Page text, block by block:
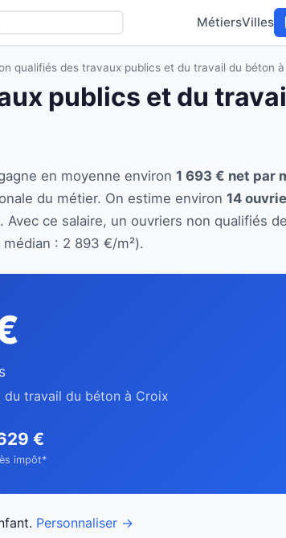
MétiersVilles
qualifiés des travaux publics et du travail du béton
publics et du
en moyenne environ 1 693 € net par
du métier. On estime environ 14
Avec ce salaire, un ouvriers non qualifiés
médian : 2 893 €/m²).
travail du béton à Croix
€
impôt*
Personnaliser →